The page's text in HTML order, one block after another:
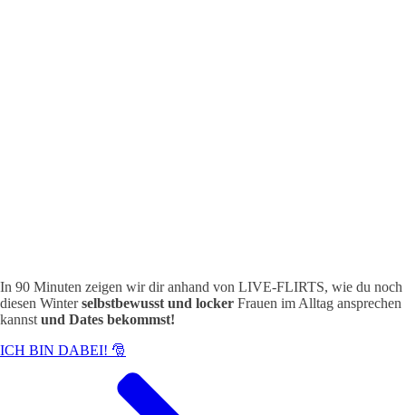
In 90 Minuten zeigen wir dir anhand von LIVE-FLIRTS, wie du noch
diesen Winterselbstbewusst und locker Frauen im Alltag ansprechen
kannst und Dates bekommst!
ICH BIN DABEI! 🎅